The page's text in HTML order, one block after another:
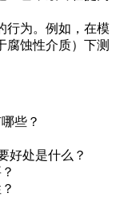
行为。例如，在模
腐蚀性介质）下测
些？
好处是什么？